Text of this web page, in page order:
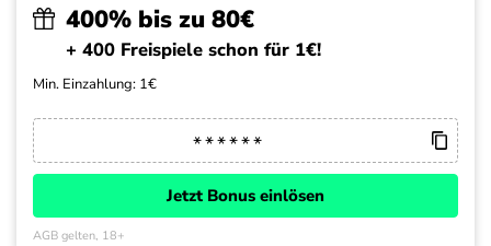
400% bis zu 80€
+ 400 Freispiele schon für 1€!
Min. Einzahlung: 1€
Jetzt Bonus einlösen
AGB gelten, 18+